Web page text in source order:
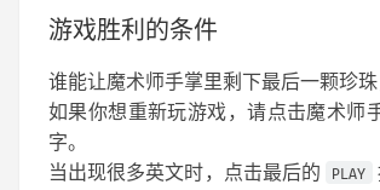
游戏胜利的条件
谁能让魔术师手掌里剩下最后一颗珍珠
如果你想重新玩游戏，请点击魔术师
字。
当出现很多英文时，点击最后的
PLAY